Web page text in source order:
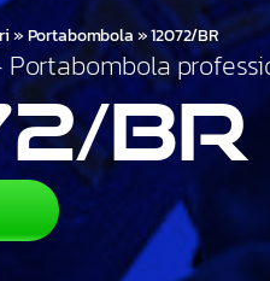
»Portabombola»12072/BR
Portabombola
BR